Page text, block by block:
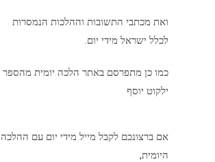
ואת מכתבי התשובות וההלכות הנמסרות
לכלל ישראל מידי יום.
כמו כן מתפרסם באתר הלכה יומית מהספר
ילקוט יוסף
אם ברצונכם לקבל מייל מידי יום עם ההלכה
היומית,